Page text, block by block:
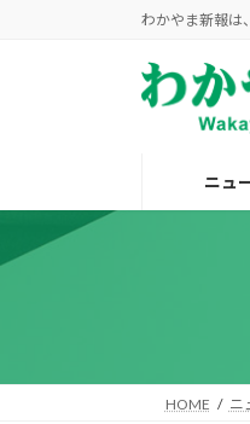
キ
に
わかやま新報は
ニュ
HOME ニ